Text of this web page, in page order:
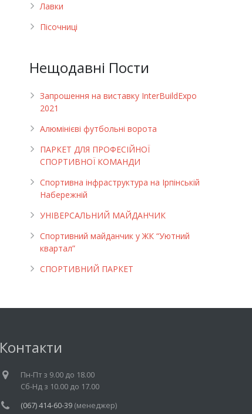
Лавки
Пісочниці
Нещодавні Пости
Запрошення на виставку InterBuildExpo
2021
Алюмінієві футбольні ворота
ПАРКЕТ ДЛЯ ПРОФЕСІЙНОЇ
СПОРТИВНОЇ КОМАНДИ
Спортивна інфраструктура на Ірпінській
Набережній
УНІВЕРСАЛЬНИЙ МАЙДАНЧИК
Cпортивний майданчик у ЖК “Уютний
квартал”
СПОРТИВНИЙ ПАРКЕТ
Контакти
Пн-Пт з 9.00 до 18.00
Cб-Нд з 10.00 до 17.00
(067) 414-60-39(менеджер)